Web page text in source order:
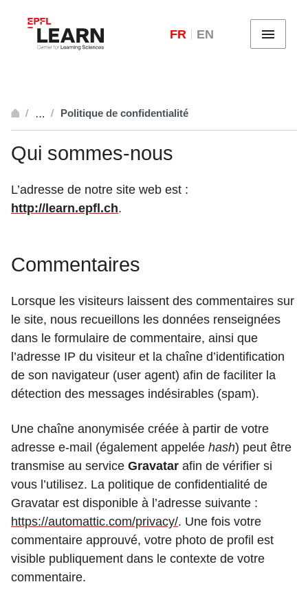
FR EN Menu
… Politique de confidentialité
Qui sommes-nous
L’adresse de notre site web est :
http://learn.epfl.ch.
Commentaires
Lorsque les visiteurs laissent des commentaires sur
le site, nous recueillons les données renseignées
dans le formulaire de commentaire, ainsi que
l’adresse IP du visiteur et la chaîne d’identification
de son navigateur (user agent) afin de faciliter la
détection des messages indésirables (spam).
Une chaîne anonymisée créée à partir de votre
adresse e-mail (également appelée hash) peut être
transmise au service Gravatar afin de vérifier si
vous l’utilisez. La politique de confidentialité de
Gravatar est disponible à l’adresse suivante :
https://automattic.com/privacy/. Une fois votre
commentaire approuvé, votre photo de profil est
visible publiquement dans le contexte de votre
commentaire.